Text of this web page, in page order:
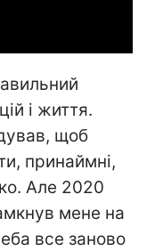
і життя.
щоб
принаймні,
Але 2020
мене на
все заново